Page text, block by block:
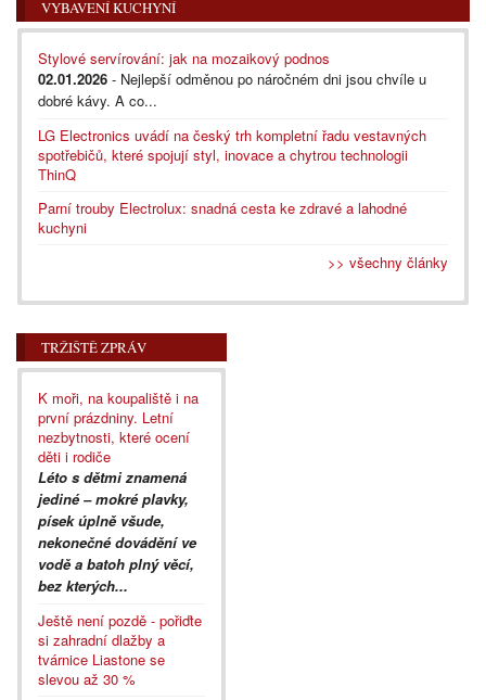
VYBAVENÍ KUCHYNÍ
Stylové servírování: jak na mozaikový podnos
02.01.2026 - Nejlepší odměnou po náročném dni jsou chvíle u
dobré kávy. A co...
LG Electronics uvádí na český trh kompletní řadu vestavných
spotřebičů, které spojují styl, inovace a chytrou technologii
ThinQ
Parní trouby Electrolux: snadná cesta ke zdravé a lahodné
kuchyni
>> všechny články
TRŽIŠTĚ ZPRÁV
K moři, na koupaliště i na
první prázdniny. Letní
nezbytnosti, které ocení
děti i rodiče
Léto s dětmi znamená
jediné – mokré plavky,
písek úplně všude,
nekonečné dovádění ve
vodě a batoh plný věcí,
bez kterých...
Ještě není pozdě - pořiďte
si zahradní dlažby a
tvárnice Liastone se
slevou až 30 %